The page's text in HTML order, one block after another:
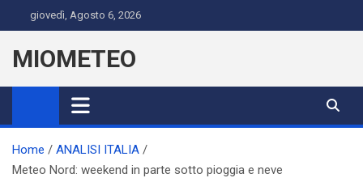
to
content
giovedì, Agosto 6, 2026
MIOMETEO
Home
ANALISI ITALIA
Meteo Nord: weekend in parte sotto pioggia e neve